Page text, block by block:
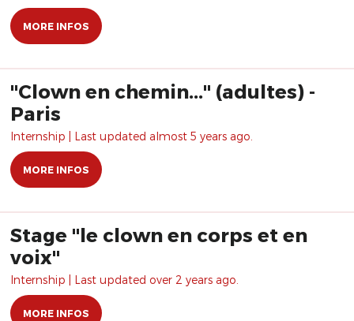
MORE INFOS
"Clown en chemin..." (adultes) -
Paris
Internship | Last updated almost 5 years ago.
MORE INFOS
Stage "le clown en corps et en
voix"
Internship | Last updated over 2 years ago.
MORE INFOS